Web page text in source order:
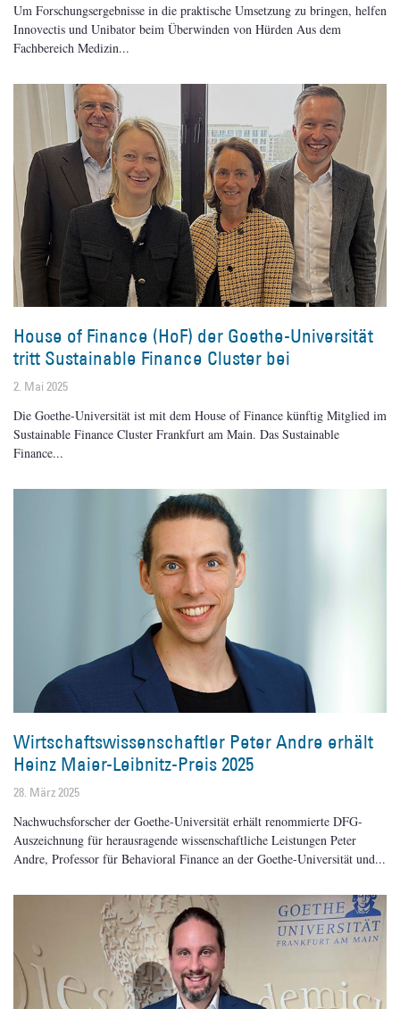
Um Forschungsergebnisse in die praktische Umsetzung zu bringen, helfen
Innovectis und Unibator beim Überwinden von Hürden Aus dem
Fachbereich Medizin
House of Finance (HoF) der Goethe-Universität
tritt Sustainable Finance Cluster bei
2. Mai 2025
Die Goethe-Universität ist mit dem House of Finance künftig Mitglied im
Sustainable Finance Cluster Frankfurt am Main. Das Sustainable
Finance
Wirtschaftswissenschaftler Peter Andre erhält
Heinz Maier-Leibnitz-Preis 2025
28. März 2025
Nachwuchsforscher der Goethe-Universität erhält renommierte DFG-
Auszeichnung für herausragende wissenschaftliche Leistungen Peter
Andre, Professor für Behavioral Finance an der Goethe-Universität und